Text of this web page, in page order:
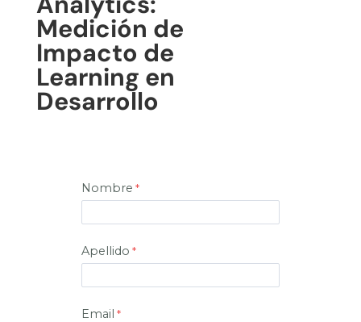
Medición de
Impacto de
Learning en
Desarrollo
Nombre
Apellido
Email